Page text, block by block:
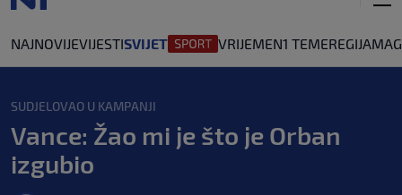
NAJNOVIJEVIJESTISVIJET VRIJEMEN1 TEMEREGIJA
SUDJELOVAO U KAMPANJI
Vance: Žao mi je što je Orban
izgubio